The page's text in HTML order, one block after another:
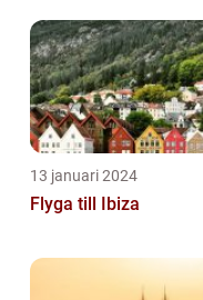
13 januari 2024
Flyga till Ibiza